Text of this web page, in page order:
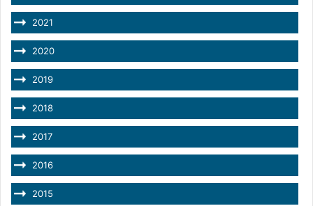
2021
2020
2019
2018
2017
2016
2015